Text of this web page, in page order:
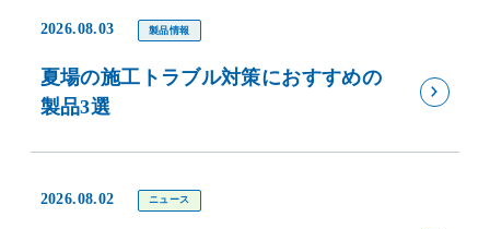
2026.08.03 製品情報
夏場の施工トラブル対策におすすめの
製品3選
2026.08.02 ニュース